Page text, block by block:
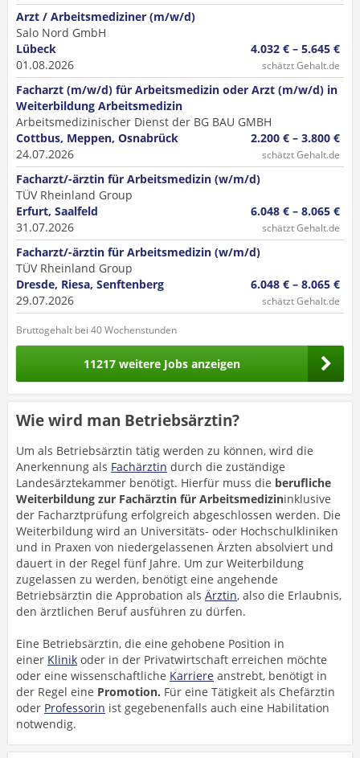
Arzt / Arbeitsmediziner (m/w/d)
Salo Nord GmbH
Lübeck
01.08.2026
4.032 € – 5.645 €
schätzt Gehalt.de
Facharzt (m/w/d) für Arbeitsmedizin oder Arzt (m/w/d) in
Weiterbildung Arbeitsmedizin
Arbeitsmedizinischer Dienst der BG BAU GMBH
Cottbus, Meppen, Osnabrück
24.07.2026
2.200 € – 3.800 €
schätzt Gehalt.de
Facharzt/-ärztin für Arbeitsmedizin (w/m/d)
TÜV Rheinland Group
Erfurt, Saalfeld
31.07.2026
6.048 € – 8.065 €
schätzt Gehalt.de
Facharzt/-ärztin für Arbeitsmedizin (w/m/d)
TÜV Rheinland Group
Dresde, Riesa, Senftenberg
29.07.2026
6.048 € – 8.065 €
schätzt Gehalt.de
Bruttogehalt bei 40 Wochenstunden
11217 weitere Jobs anzeigen
Wie wird man Betriebsärztin?
Um als Betriebsärztin tätig werden zu können, wird die
Anerkennung als Fachärztin durch die zuständige
Landesärztekammer benötigt. Hierfür muss die berufliche
Weiterbildung zur Fachärztin für Arbeitsmedizininklusive
der Facharztprüfung erfolgreich abgeschlossen werden. Die
Weiterbildung wird an Universitäts- oder Hochschulkliniken
und in Praxen von niedergelassenen Ärzten absolviert und
dauert in der Regel fünf Jahre. Um zur Weiterbildung
zugelassen zu werden, benötigt eine angehende
Betriebsärztin die Approbation als Ärztin, also die Erlaubnis,
den ärztlichen Beruf ausführen zu dürfen.
Eine Betriebsärztin, die eine gehobene Position in
einer Klinik oder in der Privatwirtschaft erreichen möchte
oder eine wissenschaftliche Karriere anstrebt, benötigt in
der Regel eine Promotion. Für eine Tätigkeit als Chefärztin
oder Professorin ist gegebenenfalls auch eine Habilitation
notwendig.